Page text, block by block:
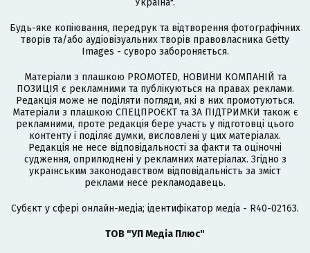
Україна".
Будь-яке копіювання, передрук та відтворення фотографічних
творів та/або аудіовізуальних творів правовласника Getty
Images - суворо забороняється.
Матеріали з плашкою PROMOTED, НОВИНИ КОМПАНІЙ та
ПОЗИЦІЯ є рекламними та публікуються на правах реклами.
Редакція може не поділяти погляди, які в них промотуються.
Матеріали з плашкою СПЕЦПРОЄКТ та ЗА ПІДТРИМКИ також є
рекламними, проте редакція бере участь у підготовці цього
контенту і поділяє думки, висловлені у цих матеріалах.
Редакція не несе відповідальності за факти та оціночні
судження, оприлюднені у рекламних матеріалах. Згідно з
українським законодавством відповідальність за зміст
реклами несе рекламодавець.
Cубєкт у сфері онлайн-медіа; ідентифікатор медіа - R40-02163.
ТОВ "УП Медіа Плюс"